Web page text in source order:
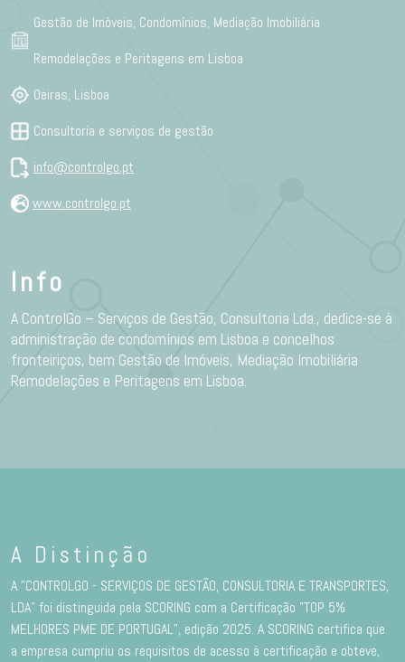
Gestão de Imóveis, Condomínios, Mediação Imobiliária
Remodelações e Peritagens em Lisboa
Oeiras, Lisboa
Consultoria e serviços de gestão
info@controlgo.pt
www.controlgo.pt
Info
A ControlGo – Serviços de Gestão, Consultoria Lda., dedica-se à
administração de condomínios em Lisboa e concelhos
fronteiriços, bem Gestão de Imóveis, Mediação Imobiliária
Remodelações e Peritagens em Lisboa.
A Distinção
A "CONTROLGO - SERVIÇOS DE GESTÃO, CONSULTORIA E TRANSPORTES,
LDA" foi distinguida pela SCORING com a Certificação "TOP 5%
MELHORES PME DE PORTUGAL”, edição 2025. A SCORING certifica que
a empresa cumpriu os requisitos de acesso à certificação e obteve,